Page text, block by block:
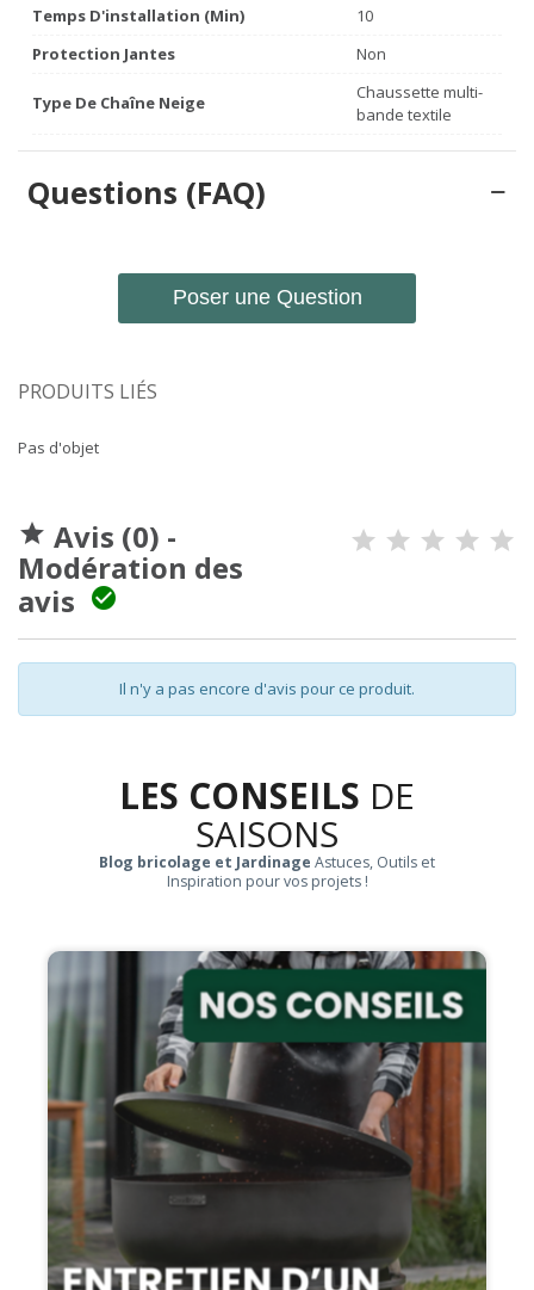
Temps D'installation (min)
10
Protection Jantes
Non
Type De Chaîne Neige
Chaussette multi-
bande textile
Questions (FAQ)
Poser une Question
PRODUITS LIÉS
Pas d'objet
 Avis (0) -
Modération des
avis

Il n'y a pas encore d'avis pour ce produit.
LES CONSEILS DE
SAISONS
Blog bricolage et Jardinage Astuces, Outils et
Inspiration pour vos projets !